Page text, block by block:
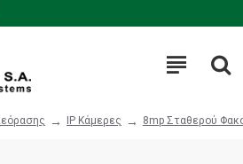
IP Κάμερες 8mp Σταθερού